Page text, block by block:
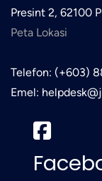
Presint 2, 62100
Peta Lokasi
Telefon: (+603)
Emel: